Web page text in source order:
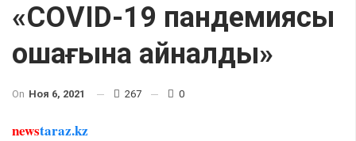
«COVID-19 пандемиясы
ошағына айналды»
On Ноя 6, 2021 267 0
newstaraz.kz